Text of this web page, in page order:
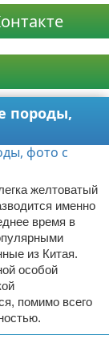
породы,
желтоватый
именно
время в
из Китая.
особой
помимо всего